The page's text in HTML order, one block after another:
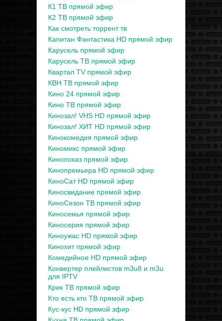
К1 ТВ прямой эфир
К2 ТВ прямой эфир
Как смотреть торрент тв
Капитан Фантастика HD прямой эфир
Карусель прямой эфир
Карусель ТВ прямой эфир
Квартал TV прямой эфир
КВН ТВ прямой эфир
Кино 24 прямой эфир
Кино ТВ прямой эфир
Кинозал! VHS HD прямой эфир
Кинозал! ХИТ HD прямой эфир
Кинокомедия прямой эфир
Киномикс прямой эфир
Кинопоказ прямой эфир
Кинопремьера HD прямой эфир
КиноСат HD прямой эфир
Киносвидание прямой эфир
КиноСезон ТВ прямой эфир
Киносемья прямой эфир
Киносерия прямой эфир
Киноужас HD прямой эфир
Кинохит прямой эфир
Комедийное HD прямой эфир
Конвертер плейлистов m3u8 и m3u
для IPTV
Крик ТВ прямой эфир
Кто есть кто ТВ прямой эфир
Кус-кус HD прямой эфир